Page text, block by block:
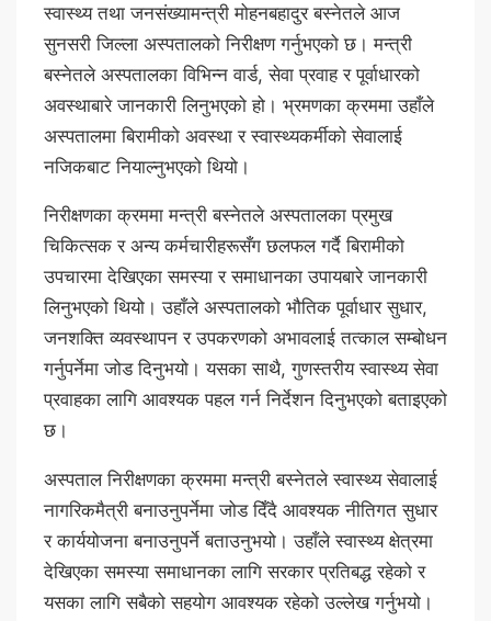
स्वास्थ्य तथा जनसंख्यामन्त्री मोहनबहादुर बस्नेतले आज
सुनसरी जिल्ला अस्पतालको निरीक्षण गर्नुभएको छ। मन्त्री
बस्नेतले अस्पतालका विभिन्न वार्ड, सेवा प्रवाह र पूर्वाधारको
अवस्थाबारे जानकारी लिनुभएको हो। भ्रमणका क्रममा उहाँले
अस्पतालमा बिरामीको अवस्था र स्वास्थ्यकर्मीको सेवालाई
नजिकबाट नियाल्नुभएको थियो।
निरीक्षणका क्रममा मन्त्री बस्नेतले अस्पतालका प्रमुख
चिकित्सक र अन्य कर्मचारीहरूसँग छलफल गर्दै बिरामीको
उपचारमा देखिएका समस्या र समाधानका उपायबारे जानकारी
लिनुभएको थियो। उहाँले अस्पतालको भौतिक पूर्वाधार सुधार,
जनशक्ति व्यवस्थापन र उपकरणको अभावलाई तत्काल सम्बोधन
गर्नुपर्नेमा जोड दिनुभयो। यसका साथै, गुणस्तरीय स्वास्थ्य सेवा
प्रवाहका लागि आवश्यक पहल गर्न निर्देशन दिनुभएको बताइएको
छ।
अस्पताल निरीक्षणका क्रममा मन्त्री बस्नेतले स्वास्थ्य सेवालाई
नागरिकमैत्री बनाउनुपर्नेमा जोड दिँदै आवश्यक नीतिगत सुधार
र कार्ययोजना बनाउनुपर्ने बताउनुभयो। उहाँले स्वास्थ्य क्षेत्रमा
देखिएका समस्या समाधानका लागि सरकार प्रतिबद्ध रहेको र
यसका लागि सबैको सहयोग आवश्यक रहेको उल्लेख गर्नुभयो।